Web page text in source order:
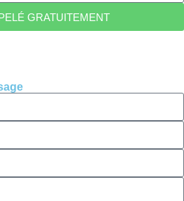
GRATUITEMENT